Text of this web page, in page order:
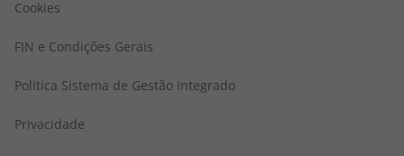
Cookies
FIN e Condições Gerais
Politica Sistema de Gestão Integrado
Privacidade